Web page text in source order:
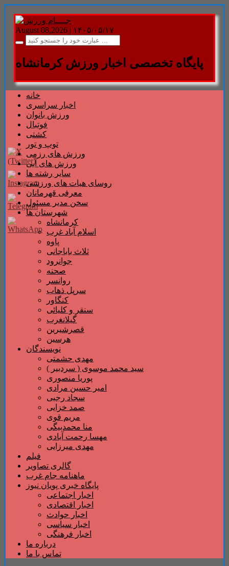
August 08,2026 | ۱۴۰۵/۰۵/۱۷
پایگاه تخصصی اخبار ورزش کرمانشاه
خانه
اخبار سراسری
ورزش بانوان
فوتبال
کشتی
توپ و تور
ورزش های رزمی
ورزش های آبی
سایر رشته ها
روسای هیات های ورزشی
معرفی قهرمانان
سخن مدیر مسئول
شهرستان ها
کرمانشاه
اسلام آباد غرب
پاوه
ثلاث باباجانی
جوانرود
صحنه
روانسر
سرپل ذهاب
کنگاور
سنقر و کلیائی
گیلانغرب
قصرشیرین
هرسین
نویسندگان
مهدی حشمتی
سید محمد موسوی ( سردبیر )
پوریا منصوری
امیر حسین مرادی
سجاد رجبی
صمد خزایی
مریم قوی
منا محمدبیگی
مهسا رحمت آبادی
مهدی میرزایی
فیلم
گالری تصاویر
ماهنامه جام غرب
پایگاه خبری پویان نیوز
اخبار اجتماعی
اخبار اقتصادی
اخبار حوادث
اخبار سیاسی
اخبار فرهنگی
درباره ما
تماس با ما